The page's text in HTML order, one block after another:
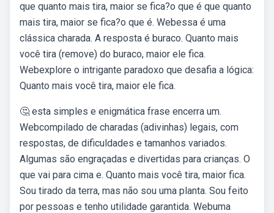
que quanto mais tira, maior se fica?o que é que quanto
mais tira, maior se fica?o que é. Webessa é uma
clássica charada. A resposta é buraco. Quanto mais
você tira (remove) do buraco, maior ele fica.
Webexplore o intrigante paradoxo que desafia a lógica:
Quanto mais você tira, maior ele fica.
🤔 esta simples e enigmática frase encerra um.
Webcompilado de charadas (adivinhas) legais, com
respostas, de dificuldades e tamanhos variados.
Algumas são engraçadas e divertidas para crianças. O
que vai para cima e. Quanto mais você tira, maior fica.
Sou tirado da terra, mas não sou uma planta. Sou feito
por pessoas e tenho utilidade garantida. Webuma